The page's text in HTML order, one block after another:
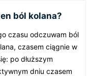
ból kolana?
czasu odczuwam ból
czasem ciągnie w
po dłuższym
dniu czasem